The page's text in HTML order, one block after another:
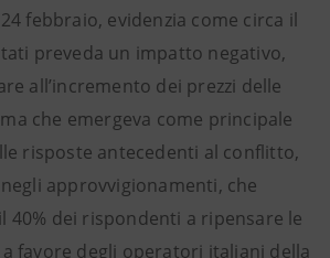
febbraio, evidenzia come circa il
preveda un impatto negativo,
all’incremento dei prezzi delle
che emergeva come principale
risposte antecedenti al conflitto,
approvvigionamenti, che
40% dei rispondenti a ripensare le
favore degli operatori italiani della